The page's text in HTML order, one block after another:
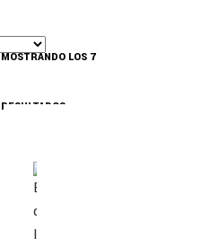
MOSTRANDO LOS 7
RESULTADOS